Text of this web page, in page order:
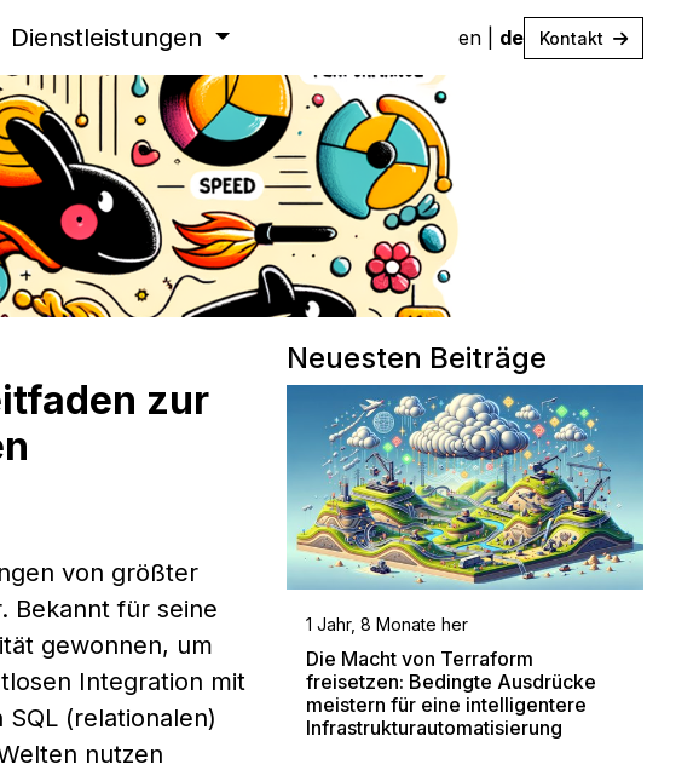
Dienstleistungen en de Kontakt
zur
von größter
Bekannt für seine
gewonnen, um
Integration mit
(relationalen)
nutzen
Neuesten Beiträge
1 Jahr, 8 Monate her
Die Macht von Terraform
freisetzen: Bedingte Ausdrücke
meistern für eine intelligentere
Infrastrukturautomatisierung